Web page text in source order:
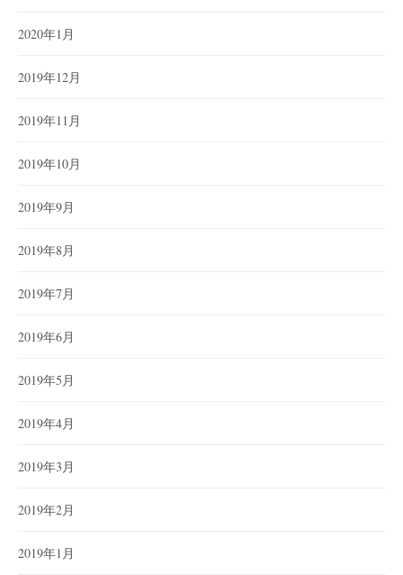
2020年1月
2019年12月
2019年11月
2019年10月
2019年9月
2019年8月
2019年7月
2019年6月
2019年5月
2019年4月
2019年3月
2019年2月
2019年1月